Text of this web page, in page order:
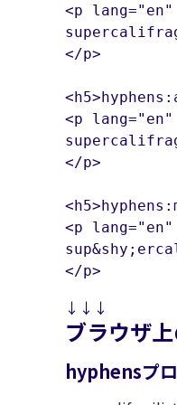
<p
</p>
<p
</p>
<p
</p>
↓↓↓
ブラウザ
hyphensプ